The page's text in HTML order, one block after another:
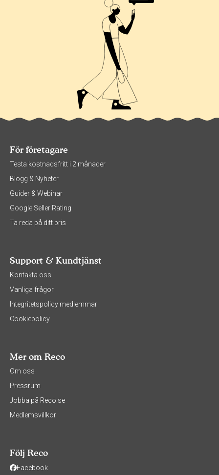
För företagare
Testa kostnadsfritt i 2 månader
Blogg & Nyheter
Guider & Webinar
Google Seller Rating
Ta reda på ditt pris
Support & Kundtjänst
Kontakta oss
Vanliga frågor
Integritetspolicy medlemmar
Cookiepolicy
Mer om Reco
Om oss
Pressrum
Jobba på Reco.se
Medlemsvillkor
Följ Reco
Facebook